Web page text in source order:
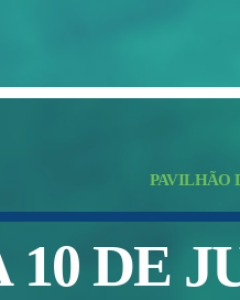
PAVILHÃO
10 DE J